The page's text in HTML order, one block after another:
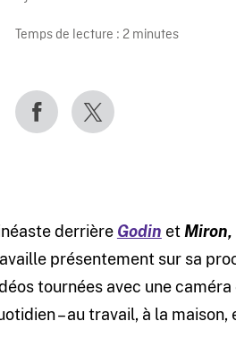
Temps de lecture : 2 minutes
derrière Godin etMiron,
présentement sur sa
tournées avec une
– au travail, à la